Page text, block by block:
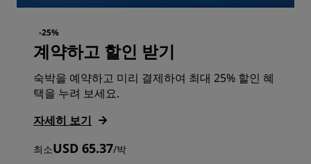
-25%
계약하고 할인 받기
숙박을 예약하고 미리 결제하여 최대 25% 할인 혜
택을 누려 보세요.
자세히 보기
최소USD 65.37/박